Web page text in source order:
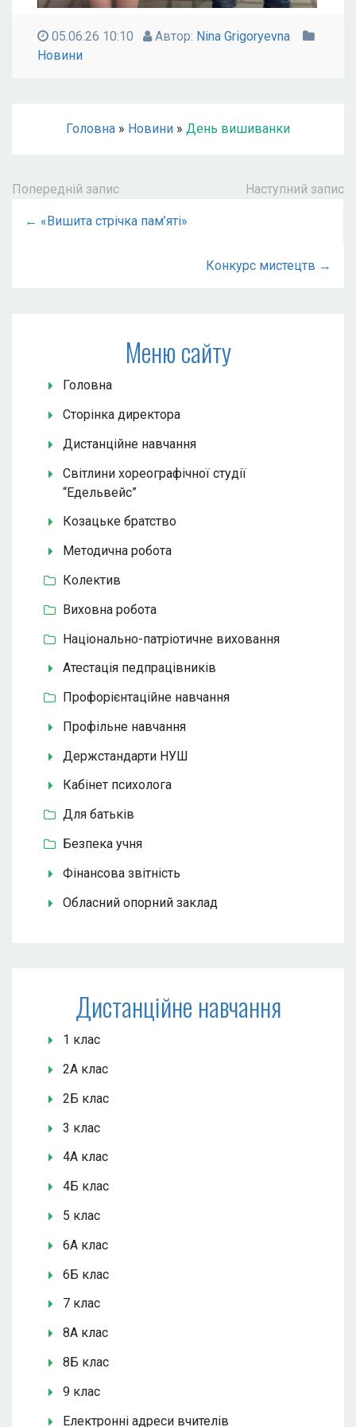
05.06.26 10:10 Автор: Nina Grigoryevna
Новини
Головна » Новини » День вишиванки
Попередній запис Наступний запис
← «Вишита стрічка пам’яті»
Конкурс мистецтв →
Меню сайту
Головна
Сторінка директора
Дистанційне навчання
Світлини хореографічної студії
“Едельвейс”
Козацьке братство
Методична робота
Колектив
Виховна робота
Національно-патріотичне виховання
Атестація педпрацівників
Профорієнтаційне навчання
Профільне навчання
Держстандарти НУШ
Кабінет психолога
Для батьків
Безпека учня
Фінансова звітність
Обласний опорний заклад
Дистанційне навчання
1 клас
2А клас
2Б клас
3 клас
4А клас
4Б клас
5 клас
6А клас
6Б клас
7 клас
8А клас
8Б клас
9 клас
Електронні адреси вчителів